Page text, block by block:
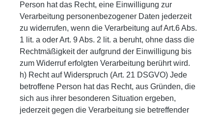
Person hat das Recht, eine Einwilligung zur
Verarbeitung personenbezogener Daten jederzeit
zu widerrufen, wenn die Verarbeitung auf Art.6 Abs.
1 lit. a oder Art. 9 Abs. 2 lit. a beruht, ohne dass die
Rechtmäßigkeit der aufgrund der Einwilligung bis
zum Widerruf erfolgten Verarbeitung berührt wird.
h) Recht auf Widerspruch (Art. 21 DSGVO) Jede
betroffene Person hat das Recht, aus Gründen, die
sich aus ihrer besonderen Situation ergeben,
jederzeit gegen die Verarbeitung sie betreffender